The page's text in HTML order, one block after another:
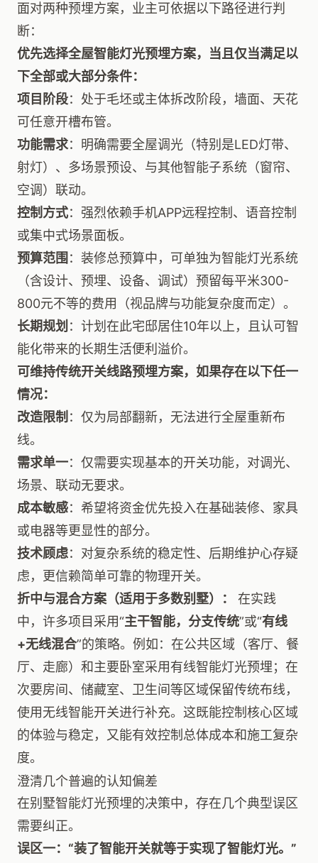
面对两种预埋方案，业主可依据以下路径进行判
断：
优先选择全屋智能灯光预埋方案，当且仅当满足以
下全部或大部分条件：
项目阶段：处于毛坯或主体拆改阶段，墙面、天花
可任意开槽布管。
功能需求：明确需要全屋调光（特别是LED灯带、
射灯）、多场景预设、与其他智能子系统（窗帘、
空调）联动。
控制方式：强烈依赖手机APP远程控制、语音控制
或集中式场景面板。
预算范围 ：装修总预算中，可单独为智能灯光系统
（含设计、预埋、设备、调试）预留每平米300-
800元不等的费用（视品牌与功能复杂度而定）。
长期规划 ：计划在此宅邸居住10年以上，且认可智
能化带来的长期生活便利溢价。
可维持传统开关线路预埋方案，如果存在以下任一
情况：
改造限制 ：仅为局部翻新，无法进行全屋重新布
线。
需求单一：仅需要实现基本的开关功能，对调光、
场景、联动无要求。
成本敏感：希望将资金优先投入在基础装修、家具
或电器等更显性的部分。
技术顾虑：对复杂系统的稳定性、后期维护心存疑
虑，更信赖简单可靠的物理开关。
折中与混合方案（适用于多数别墅）：
在实践
中，许多项目采用“主干智能，分支传统”或“有线
+无线混合”的策略。例如：在公共区域（客厅、餐
厅、走廊）和主要卧室采用有线智能灯光预埋；在
次要房间、储藏室、卫生间等区域保留传统布线，
使用无线智能开关进行补充。这既能控制核心区域
的体验与稳定，又能有效控制总体成本和施工复杂
度。
澄清几个普遍的认知偏差
在别墅智能灯光预埋的决策中，存在几个典型误区
需要纠正。
误区一：“装了智能开关就等于实现了智能灯光。”